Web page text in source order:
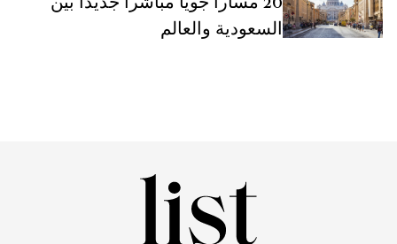
السعودية والعالم